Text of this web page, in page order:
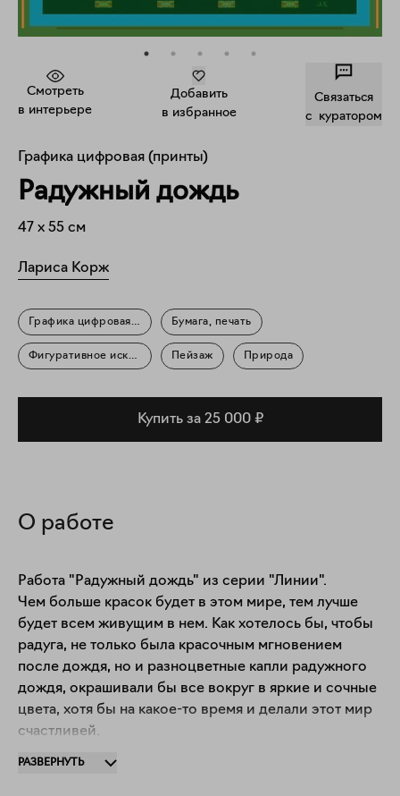
Смотреть
в интерьере
Добавить
в избранное
Связаться
c куратором
Графика цифровая (принты)
Радужный дождь
47 x 55 см
Лариса Корж
Графика цифровая (принты)Бумага, печать
Фигуративное искусство Пейзаж Природа
Купить за 25 000 ₽
О работе
Работа "Радужный дождь" из серии "Линии".
Чем больше красок будет в этом мире, тем лучше
будет всем живущим в нем. Как хотелось бы, чтобы
радуга, не только была красочным мгновением
после дождя, но и разноцветные капли радужного
дождя, окрашивали бы все вокруг в яркие и сочные
цвета, хотя бы на какое-то время и делали этот мир
счастливей.
РАЗВЕРНУТЬ